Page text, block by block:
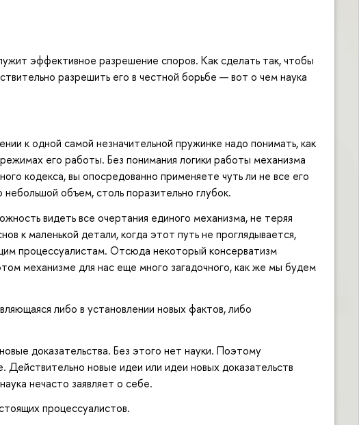
эффективное разрешение споров. Как сделать так, чтобы
разрешить его в честной борьбе — вот о чем наука
к одной самой незначительной пружинке надо понимать, как
его работы. Без понимания логики работы механизма
кодекса, вы опосредованно применяете чуть ли не все его
объем, столь поразительно глубок.
видеть все очертания единого механизма, не теряя
к маленькой детали, когда этот путь не проглядывается,
процессуалистам. Отсюда некоторый консерватизм
механизме для нас еще много загадочного, как же мы будем
либо в установлении новых фактов, либо
доказательства. Без этого нет науки. Поэтому
новые идеи или идеи новых доказательств
нечасто заявляет о себе.
процессуалистов.